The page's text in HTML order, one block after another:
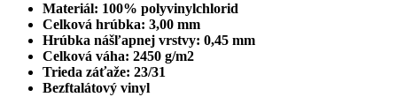
Materiál: 100% polyvinylchlorid
Celková hrúbka: 3,00 mm
Hrúbka nášľapnej vrstvy: 0,45 mm
Celková váha: 2450 g/m2
Trieda záťaže: 23/31
Bezftalátový vinyl